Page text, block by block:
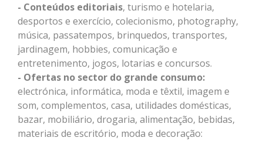
- Conteúdos editoriais, turismo e hotelaria,
desportos e exercício, colecionismo, photography,
música, passatempos, brinquedos, transportes,
jardinagem, hobbies, comunicação e
entretenimento, jogos, lotarias e concursos.
- Ofertas no sector do grande consumo:
electrónica, informática, moda e têxtil, imagem e
som, complementos, casa, utilidades domésticas,
bazar, mobiliário, drogaria, alimentação, bebidas,
materiais de escritório, moda e decoração: